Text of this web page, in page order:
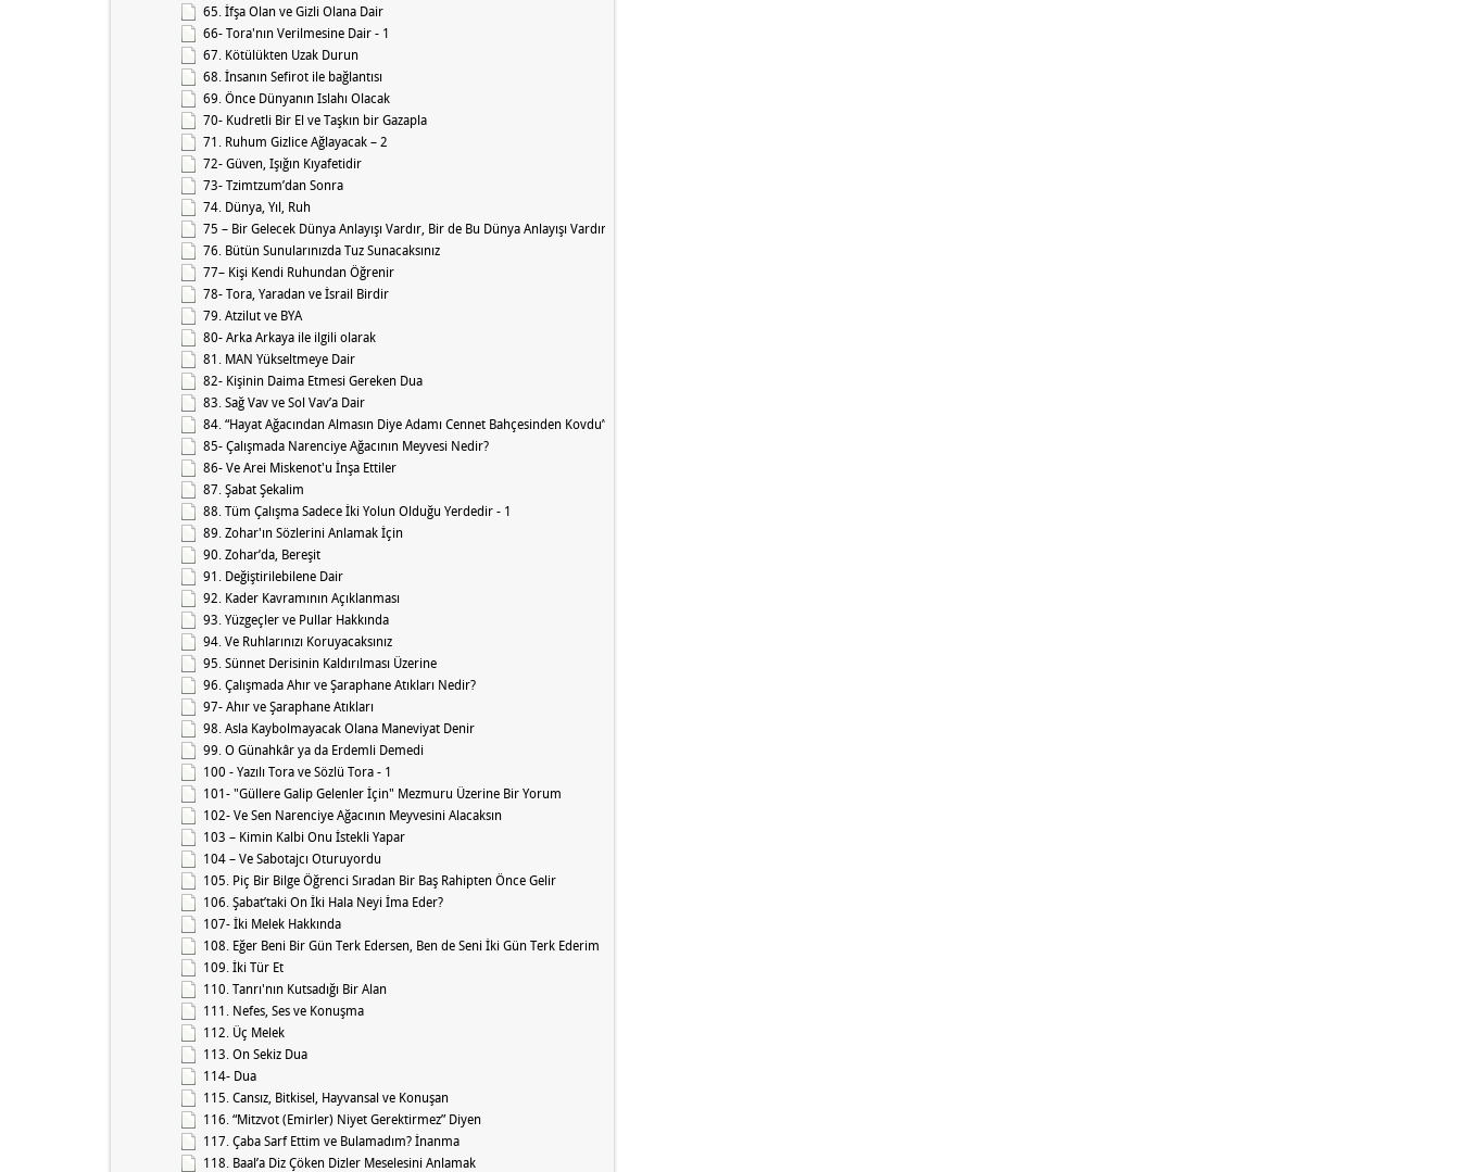
65. İfşa Olan ve Gizli Olana Dair
66- Tora'nın Verilmesine Dair - 1
67. Kötülükten Uzak Durun
68. İnsanın Sefirot ile bağlantısı
69. Önce Dünyanın Islahı Olacak
70- Kudretli Bir El ve Taşkın bir Gazapla
71. Ruhum Gizlice Ağlayacak – 2
72- Güven, Işığın Kıyafetidir
73- Tzimtzum’dan Sonra
74. Dünya, Yıl, Ruh
75 – Bir Gelecek Dünya Anlayışı Vardır, Bir de Bu Dünya Anlayışı Vardır
76. Bütün Sunularınızda Tuz Sunacaksınız
77– Kişi Kendi Ruhundan Öğrenir
78- Tora, Yaradan ve İsrail Birdir
79. Atzilut ve BYA
80- Arka Arkaya ile ilgili olarak
81. MAN Yükseltmeye Dair
82- Kişinin Daima Etmesi Gereken Dua
83. Sağ Vav ve Sol Vav’a Dair
84. “Hayat Ağacından Almasın Diye Adamı Cennet Bahçesinden Kovdu” Nedir?
85- Çalışmada Narenciye Ağacının Meyvesi Nedir?
86- Ve Arei Miskenot'u İnşa Ettiler
87. Şabat Şekalim
88. Tüm Çalışma Sadece İki Yolun Olduğu Yerdedir - 1
89. Zohar'ın Sözlerini Anlamak İçin
90. Zohar’da, Bereşit
91. Değiştirilebilene Dair
92. Kader Kavramının Açıklanması
93. Yüzgeçler ve Pullar Hakkında
94. Ve Ruhlarınızı Koruyacaksınız
95. Sünnet Derisinin Kaldırılması Üzerine
96. Çalışmada Ahır ve Şaraphane Atıkları Nedir?
97- Ahır ve Şaraphane Atıkları
98. Asla Kaybolmayacak Olana Maneviyat Denir
99. O Günahkâr ya da Erdemli Demedi
100 - Yazılı Tora ve Sözlü Tora - 1
101- "Güllere Galip Gelenler İçin" Mezmuru Üzerine Bir Yorum
102- Ve Sen Narenciye Ağacının Meyvesini Alacaksın
103 – Kimin Kalbi Onu İstekli Yapar
104 – Ve Sabotajcı Oturuyordu
105. Piç Bir Bilge Öğrenci Sıradan Bir Baş Rahipten Önce Gelir
106. Şabat’taki On İki Hala Neyi İma Eder?
107- İki Melek Hakkında
108. Eğer Beni Bir Gün Terk Edersen, Ben de Seni İki Gün Terk Ederim
109. İki Tür Et
110. Tanrı'nın Kutsadığı Bir Alan
111. Nefes, Ses ve Konuşma
112. Üç Melek
113. On Sekiz Dua
114- Dua
115. Cansız, Bitkisel, Hayvansal ve Konuşan
116. “Mitzvot (Emirler) Niyet Gerektirmez” Diyen
117. Çaba Sarf Ettim ve Bulamadım? İnanma
118. Baal’a Diz Çöken Dizler Meselesini Anlamak